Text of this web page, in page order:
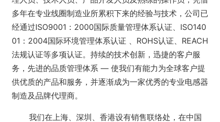
多年在专业线圈制造业所累积下来的经验与技术，公司已
经通过ISO9001：2000国际质量管理体系认证、ISO140
01：2004国际环境管理体系认证 、ROHS认证、REACH
法规认证等多项认证。 持续的技术创新，迅捷的客户服
务，先进的品质管理体系 — 使我们有能力为全球客户提
供优质的产品和服务，并逐渐成为一家优秀的专业电感器
制造及品牌代理商。
我们在上海、深圳、香港设有销售联络处，在中国